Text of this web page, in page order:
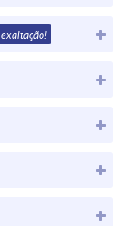
exaltação!